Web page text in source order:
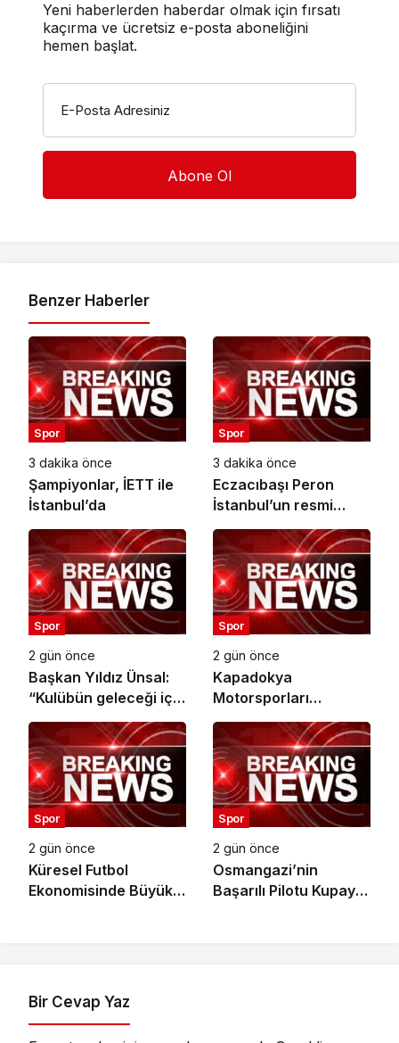
Yeni haberlerden haberdar olmak için fırsatı
kaçırma ve ücretsiz e-posta aboneliğini
hemen başlat.
E-Posta Adresiniz
Benzer Haberler
Spor
3 dakika önce
Şampiyonlar, İETT ile
İstanbul’da
Spor
3 dakika önce
Eczacıbaşı Peron
İstanbul’un resmi
forma sponsoru
adidas
Spor
2 gün önce
Başkan Yıldız Ünsal:
“Kulübün geleceği için
ortak irade
oluşturulmalı”
Spor
2 gün önce
Kapadokya
Motorsporları
Kompleksi Açılıyor
Spor
2 gün önce
Küresel Futbol
Ekonomisinde Büyük
Spor
2 gün önce
Osmangazi’nin
Başarılı Pilotu Kupayı
Bir Cevap Yaz